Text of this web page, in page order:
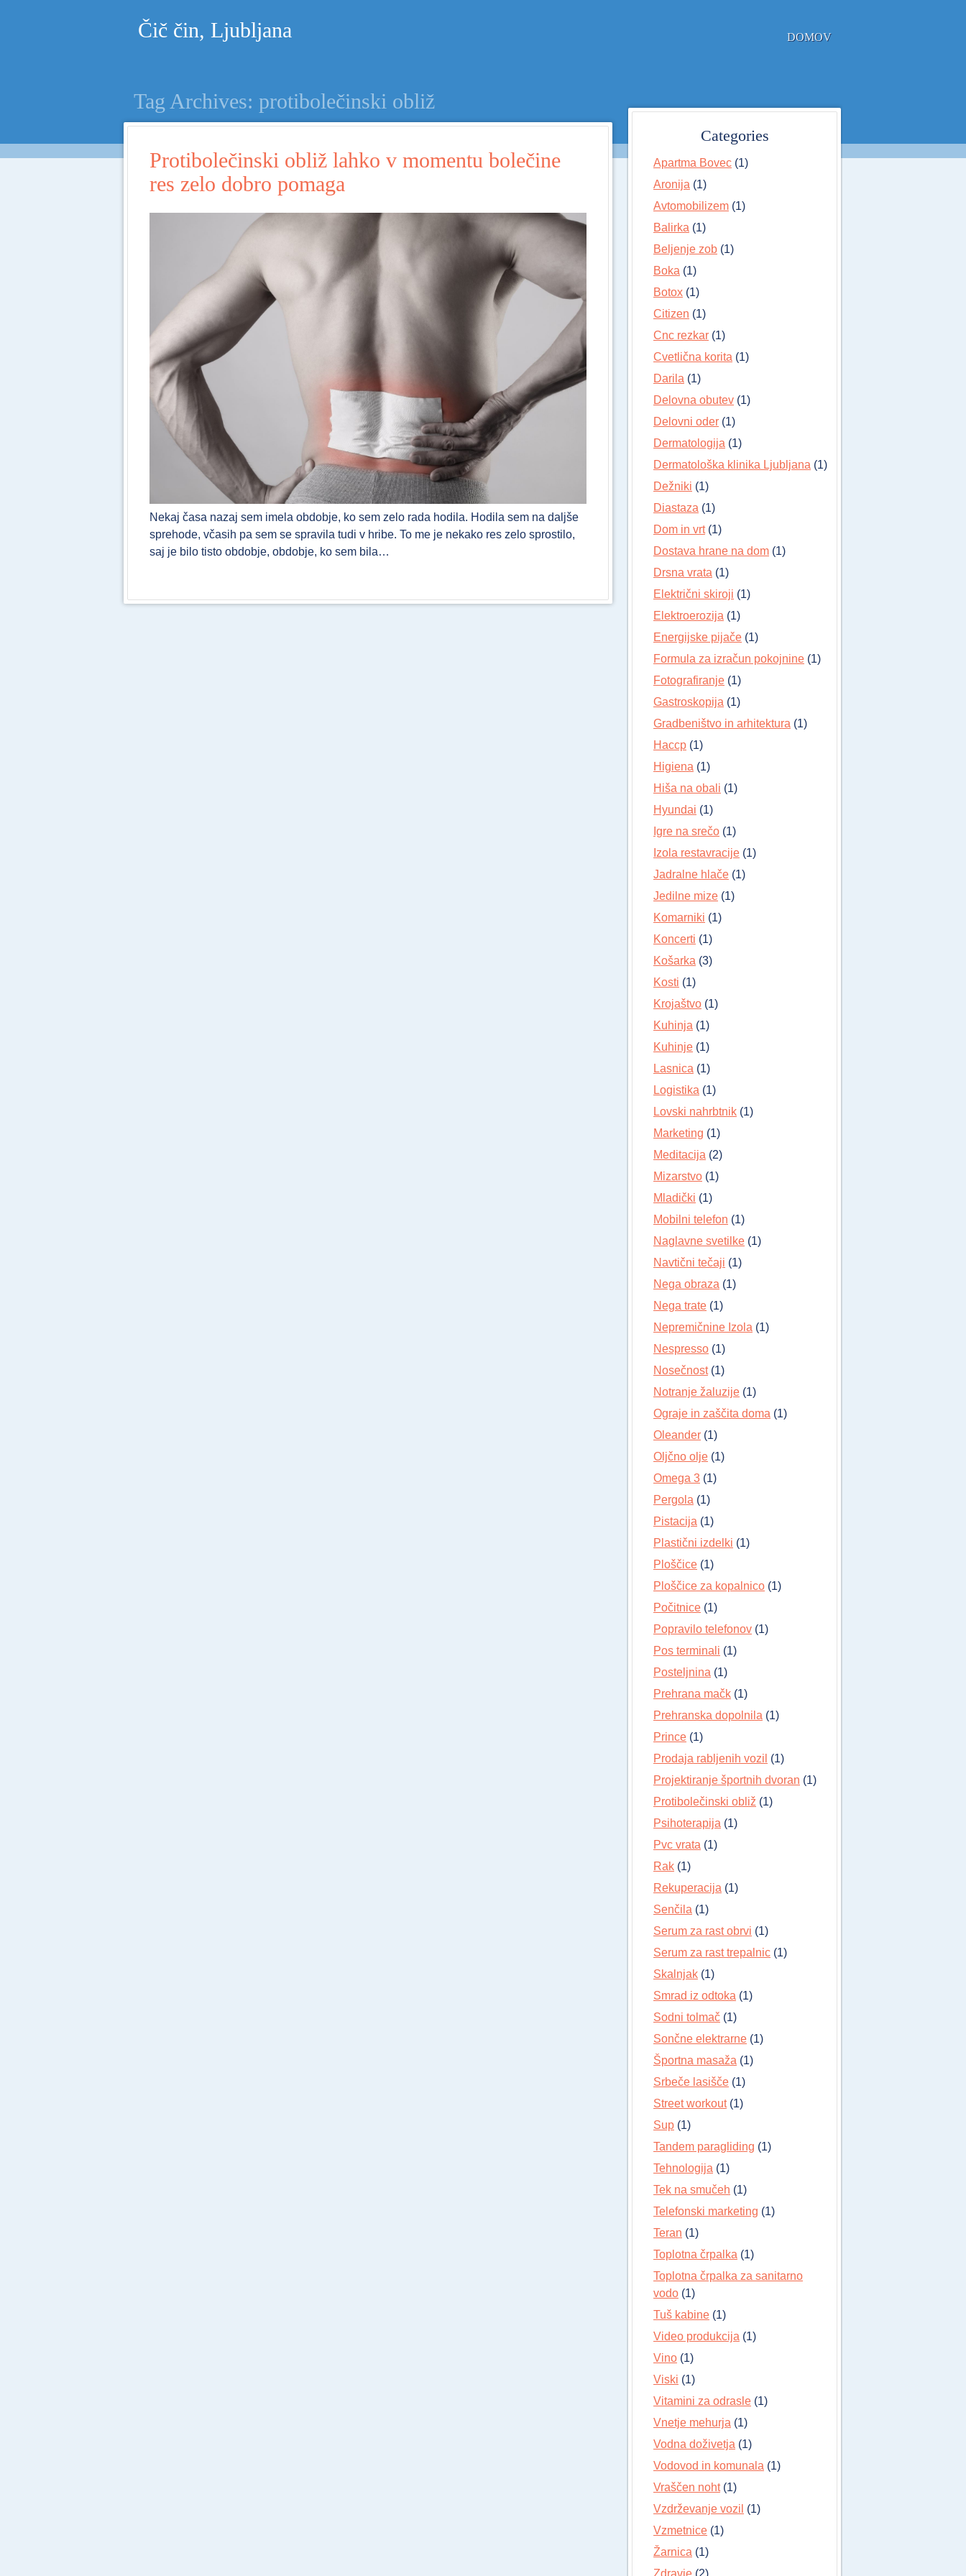
Čič čin, Ljubljana DOMOV
Tag Archives: protibolečinski obliž
Protibolečinski obliž lahko v momentu bolečine
res zelo dobro pomaga
Nekaj časa nazaj sem imela obdobje, ko sem zelo rada hodila. Hodila sem na daljše
sprehode, včasih pa sem se spravila tudi v hribe. To me je nekako res zelo sprostilo,
saj je bilo tisto obdobje, obdobje, ko sem bila…
Categories
Apartma Bovec (1)
Aronija (1)
Avtomobilizem (1)
Balirka (1)
Beljenje zob (1)
Boka (1)
Botox (1)
Citizen (1)
Cnc rezkar (1)
Cvetlična korita (1)
Darila (1)
Delovna obutev (1)
Delovni oder (1)
Dermatologija (1)
Dermatološka klinika Ljubljana (1)
Dežniki (1)
Diastaza (1)
Dom in vrt(1)
Dostava hrane na dom (1)
Drsna vrata (1)
Električni skiroji (1)
Elektroerozija (1)
Energijske pijače (1)
Formula za izračun pokojnine (1)
Fotografiranje (1)
Gastroskopija (1)
Gradbeništvo in arhitektura (1)
Haccp (1)
Higiena (1)
Hiša na obali (1)
Hyundai (1)
Igre na srečo (1)
Izola restavracije (1)
Jadralne hlače (1)
Jedilne mize (1)
Komarniki (1)
Koncerti (1)
Košarka (3)
Kosti (1)
Krojaštvo (1)
Kuhinja (1)
Kuhinje (1)
Lasnica (1)
Logistika (1)
Lovski nahrbtnik (1)
Marketing (1)
Meditacija (2)
Mizarstvo (1)
Mladički (1)
Mobilni telefon (1)
Naglavne svetilke (1)
Navtični tečaji (1)
Nega obraza (1)
Nega trate (1)
Nepremičnine Izola (1)
Nespresso (1)
Nosečnost(1)
Notranje žaluzije (1)
Ograje in zaščita doma (1)
Oleander (1)
Oljčno olje (1)
Omega 3 (1)
Pergola (1)
Pistacija (1)
Plastični izdelki (1)
Ploščice (1)
Ploščice za kopalnico (1)
Počitnice (1)
Popravilo telefonov (1)
Pos terminali (1)
Posteljnina (1)
Prehrana mačk (1)
Prehranska dopolnila (1)
Prince (1)
Prodaja rabljenih vozil (1)
Projektiranje športnih dvoran (1)
Protibolečinski obliž (1)
Psihoterapija (1)
Pvc vrata (1)
Rak (1)
Rekuperacija (1)
Senčila (1)
Serum za rast obrvi (1)
Serum za rast trepalnic (1)
Skalnjak (1)
Smrad iz odtoka (1)
Sodni tolmač (1)
Sončne elektrarne (1)
Športna masaža (1)
Srbeče lasišče (1)
Street workout(1)
Sup (1)
Tandem paragliding (1)
Tehnologija (1)
Tek na smučeh (1)
Telefonski marketing (1)
Teran (1)
Toplotna črpalka (1)
Toplotna črpalka za sanitarno
vodo (1)
Tuš kabine (1)
Video produkcija (1)
Vino (1)
Viski (1)
Vitamini za odrasle (1)
Vnetje mehurja (1)
Vodna doživetja (1)
Vodovod in komunala (1)
Vraščen noht(1)
Vzdrževanje vozil (1)
Vzmetnice (1)
Žarnica (1)
Zdravje (2)